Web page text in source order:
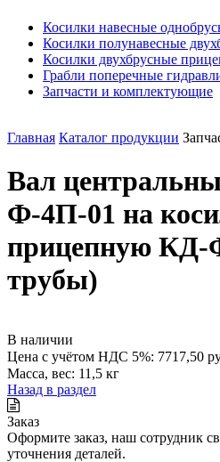
Косилки навесные
Косилки полунавесные
Косилки двухбрусные
Грабли поперечные
Запчасти и комплектующие
Главная Каталог продукции
Вал
Ф-4П-01 на
прицепную КД-
трубы)
В наличии
Цена с учётом НДС 5%: 7717,50
Масса, вес: 11,5 кг
Назад в раздел
Заказ
Оформите заказ, наш сотрудник
уточнения деталей.